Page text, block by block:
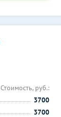
Стоимость, руб.:
3700
3700